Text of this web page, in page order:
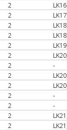
2
2
2
2
2
2
2
-
2
2
2
-
2
-
2
2